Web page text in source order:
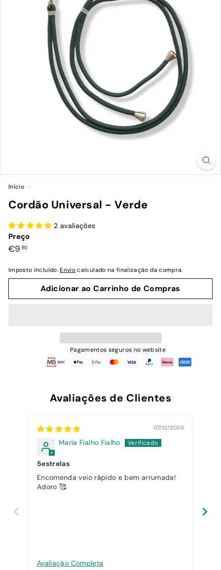
Início /
Cordão Universal - Verde
2 avaliações
Preço
Preço
€9 90€9,90
Imposto incluído.Enviocalculado na finalização da compra.
Adicionar ao Carrinho de Compras
Pagamentos seguros no website
Avaliações de Clientes
07/12/2026
Maria Fialho Fialho
5estrelas
Encomenda veio rápido e bem arrumada!
Adoro 🥰
Avaliação Completa